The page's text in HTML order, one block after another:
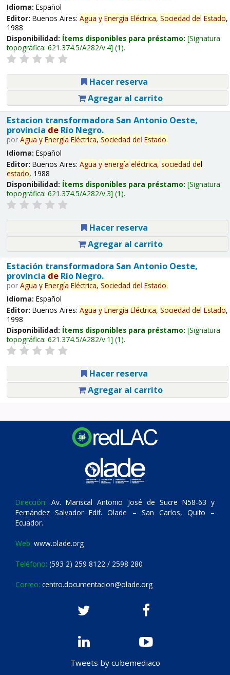
Idioma: Español
Editor: Buenos Aires: Agua y Energía Eléctrica, Sociedad del Estado,
1988
Disponibilidad: Ítems disponibles para préstamo: Signatura
topográfica: 621.374.5/A282/v.4 (1).
Hacer reserva
Agregar al carrito
Estacion transformadora San Antonio Oeste,
provincia deRío Negro.
por Agua y Energía Eléctrica, Sociedad del Estado.
Idioma: Español
Editor: Buenos Aires: Agua y energía eléctrica, sociedad del
estado, 1988
Disponibilidad: Ítems disponibles para préstamo: Signatura
topográfica: 621.374.5/A282/v.3 (1).
Hacer reserva
Agregar al carrito
Estación transformadora San Antonio Oeste,
provincia deRío Negro.
por Agua y Energía Eléctrica, Sociedad del Estado.
Idioma: Español
Editor: Buenos Aires: Agua y Energía Eléctrica, Sociedad del Estado,
1998
Disponibilidad: Ítems disponibles para préstamo: Signatura
topográfica: 621.374.5/A282/v.1 (1).
Hacer reserva
Agregar al carrito
Dirección: Av. Mariscal Antonio José de Sucre N58-63 y
Fernández Salvador Edif. Olade – San Carlos, Quito –
Ecuador.
Web: www.olade.org
Teléfono: (593 2) 259 8122 / 2598 280
Correo: centro.documentacion@olade.org
Tweets by cubemediaco